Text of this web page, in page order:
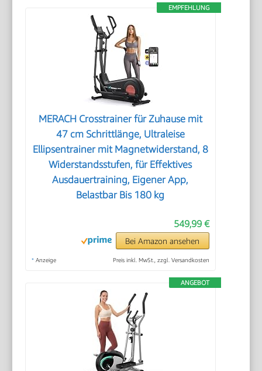
EMPFEHLUNG
MERACH Crosstrainer für Zuhause mit
47 cm Schrittlänge, Ultraleise
Ellipsentrainer mit Magnetwiderstand, 8
Widerstandsstufen, für Effektives
Ausdauertraining, Eigener App,
Belastbar Bis 180 kg
549,99 €
Bei Amazon ansehen
* Anzeige Preis inkl. MwSt., zzgl. Versandkosten
ANGEBOT